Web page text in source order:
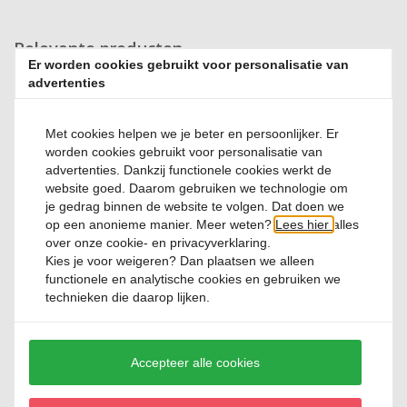
Relevante producten
Cake Tester Mason Cash
1 Reviews
€ 4,50
Er worden cookies gebruikt voor personalisatie van
advertenties
Met cookies helpen we je beter en persoonlijker. Er
worden cookies gebruikt voor personalisatie van
advertenties. Dankzij functionele cookies werkt de
website goed. Daarom gebruiken we technologie om
je gedrag binnen de website te volgen. Dat doen we
op een anonieme manier. Meer weten?Lees hieralles
over onze cookie- en privacyverklaring.
Kies je voorweigeren? Dan plaatsen we alleen
functionele en analytische cookies en gebruiken we
technieken die daarop lijken.
Accepteer alle cookies